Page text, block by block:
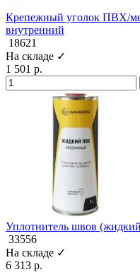
Крепежный уголок ПВХ/
внутренний
18621
На складе ✓
1 501 р.
Уплотнитель швов
33556
На складе ✓
6 313 р.